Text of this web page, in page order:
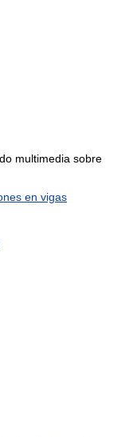
multimedia sobre
en vigas